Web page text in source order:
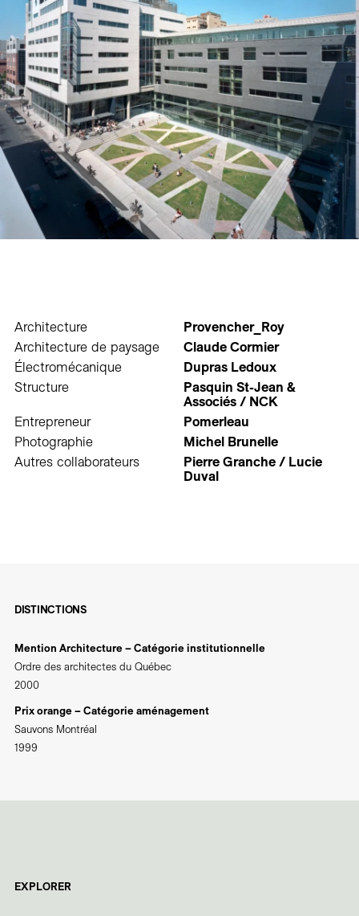
Architecture
Provencher_Roy
Architecture de paysage
Claude Cormier
Électromécanique
Dupras Ledoux
Structure
Pasquin St-Jean &
Associés / NCK
Entrepreneur
Pomerleau
Photographie
Michel Brunelle
Autres collaborateurs
Pierre Granche / Lucie
Duval
DISTINCTIONS
Mention Architecture – Catégorie institutionnelle
Ordre des architectes du Québec
2000
Prix orange – Catégorie aménagement
Sauvons Montréal
1999
EXPLORER